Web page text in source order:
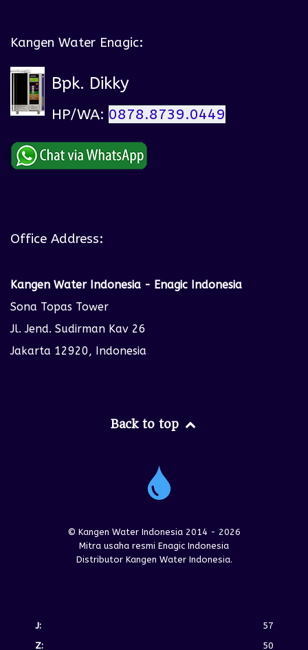
Kangen Water Enagic:
Bpk. Dikky
HP/WA: 0878.8739.0449
Office Address:
Kangen Water Indonesia - Enagic Indonesia
Sona Topas Tower
Jl. Jend. Sudirman Kav 26
Jakarta 12920, Indonesia.
Back to top
© Kangen Water Indonesia 2014 - 2026
Mitra usaha resmi Enagic Indonesia
Distributor Kangen Water Indonesia.
J:
57
Z:
50